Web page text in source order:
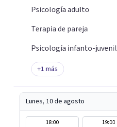
Psicología adulto
Terapia de pareja
Psicología infanto-juvenil
+1 más
Lunes, 10 de agosto
18:00 19:00